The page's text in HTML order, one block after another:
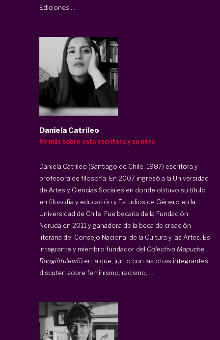
Ediciones ...
Daniela Catrileo
Ve más sobre esta escritora y su obra
Daniela Catrileo (Santiago de Chile, 1987) escritora y
profesora de filosofía. En 2007 ingresó a la Universidad
de Artes y Ciencias Sociales en donde obtuvo su título
en filosofía y educación y Estudios de Género en la
Universidad de Chile. Fue becaria de la Fundación
Neruda en 2011 y ganadora de la beca de creación
literaria del Consejo Nacional de la Cultura y las Artes. Es
Integrante y miembro fundador del Colectivo Mapuche
Rangiñtulewfü en la que, junto con las otras integrantes,
discuten sobre feminismo, racismo, ...